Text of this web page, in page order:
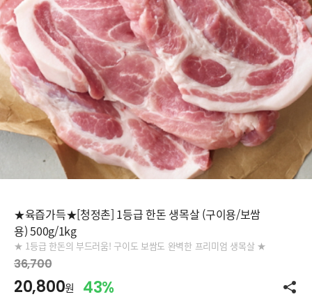
★육즙가득★[청정촌] 1등급 한돈 생목살 (구이용/보쌈
용) 500g/1kg
★ 1등급 한돈의 부드러움! 구이도 보쌈도 완벽한 프리미엄 생목살 ★
36,700
20,800원 43%